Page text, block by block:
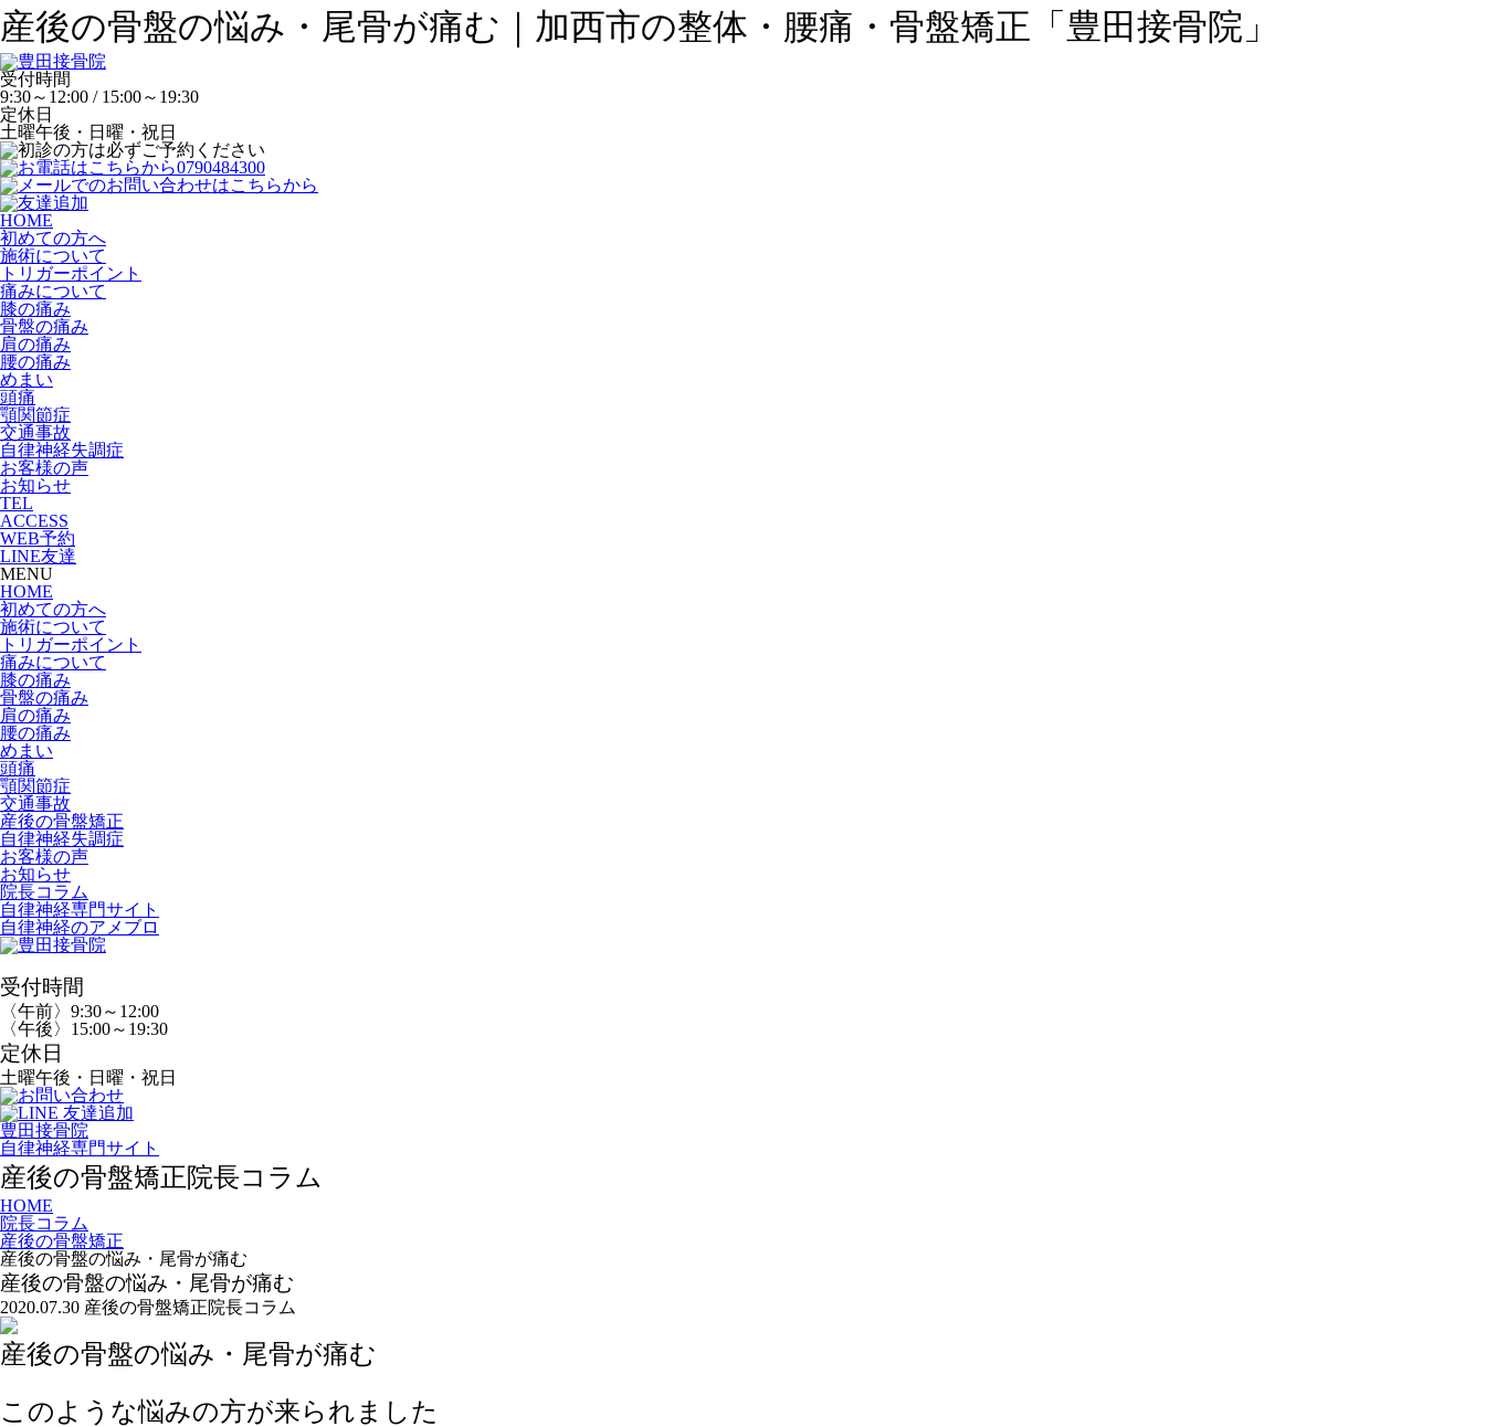
産後の骨盤の悩み・尾骨が痛む｜加西市の整体・腰痛・骨盤矯正「豊田接骨院」
受付時間
9:30～12:00 / 15:00～19:30
定休日
土曜午後・日曜・祝日
HOME
初めての方へ
施術について
トリガーポイント
痛みについて
膝の痛み
骨盤の痛み
肩の痛み
腰の痛み
めまい
頭痛
顎関節症
交通事故
自律神経失調症
お客様の声
お知らせ
TEL
ACCESS
WEB予約
LINE友達
MENU
HOME
初めての方へ
施術について
トリガーポイント
痛みについて
膝の痛み
骨盤の痛み
肩の痛み
腰の痛み
めまい
頭痛
顎関節症
交通事故
産後の骨盤矯正
自律神経失調症
お客様の声
お知らせ
院長コラム
自律神経専門サイト
自律神経のアメブロ
受付時間
〈午前〉9:30～12:00
〈午後〉15:00～19:30
定休日
土曜午後・日曜・祝日
豊田接骨院
自律神経専門サイト
産後の骨盤矯正院長コラム
HOME
院長コラム
産後の骨盤矯正
産後の骨盤の悩み・尾骨が痛む
産後の骨盤の悩み・尾骨が痛む
2020.07.30 産後の骨盤矯正院長コラム
産後の骨盤の悩み・尾骨が痛む
このような悩みの方が来られました